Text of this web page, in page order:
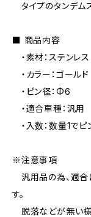
タイプのタンデム
■ 商品内容
・素材：ステンレス
・カラー：ゴールド
・ピン径：Φ6
・適合車種：汎用
・入数：数量1でピ
※注意事項
汎用品の為、適合
す。
脱落などが無い様